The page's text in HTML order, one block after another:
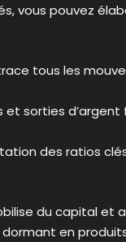
vous pouvez
tous les
sorties
des ratios
du capital et
en